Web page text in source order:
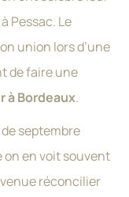
à Pessac. Le
union lors d’une
de faire une
à Bordeaux.
septembre
on en voit souvent
réconcilier